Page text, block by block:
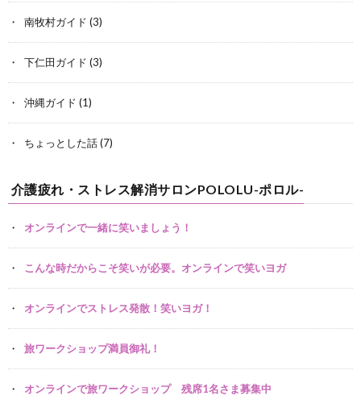
南牧村ガイド (3)
下仁田ガイド (3)
沖縄ガイド (1)
ちょっとした話(7)
介護疲れ・ストレス解消サロンPOLOLU-ポロル-
オンラインで一緒に笑いましょう！
こんな時だからこそ笑いが必要。オンラインで笑いヨガ
オンラインでストレス発散！笑いヨガ！
旅ワークショップ満員御礼！
オンラインで旅ワークショップ 残席1名さま募集中